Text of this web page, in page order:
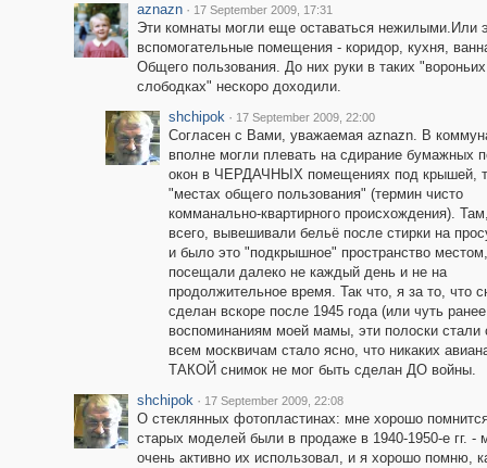
aznazn · 17 September 2009, 17:31
Эти комнаты могли еще оставаться нежилыми.Или
вспомогательные помещения - коридор, кухня,
Общего пользования. До них руки в таких "вороньих
слободках" нескоро доходили.
shchipok · 17 September 2009, 22:00
Согласен с Вами, уважаемая aznazn. В
вполне могли плевать на сдирание бумажных
окон в ЧЕРДАЧНЫХ помещениях под крышей,
"местах общего пользования" (термин чисто
комманально-квартирного происхождения).
всего, вывешивали бельё после стирки на
и было это "подкрышное" пространство
посещали далеко не каждый день и не на
продолжительное время. Так что, я за то, что
сделан вскоре после 1945 года (или чуть
воспоминаниям моей мамы, эти полоски стали
всем москвичам стало ясно, что никаких
ТАКОЙ снимок не мог быть сделан ДО войны.
shchipok · 17 September 2009, 22:08
О стеклянных фотопластинах: мне хорошо
старых моделей были в продаже в 1940-1950-е гг.
очень активно их использовал, и я хорошо помню,